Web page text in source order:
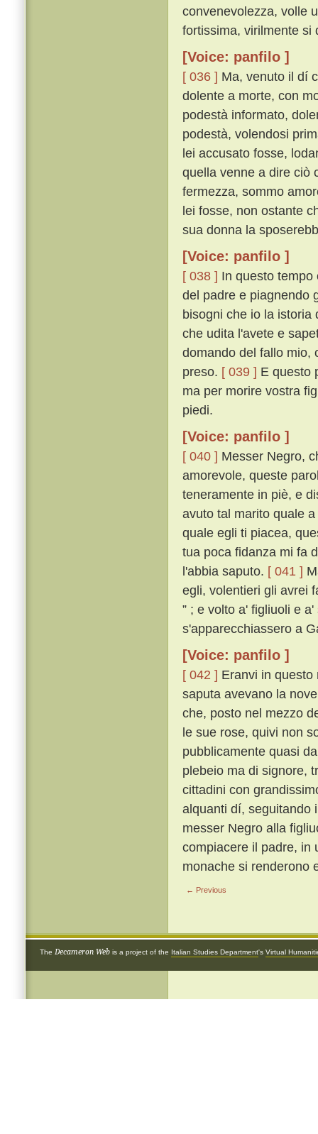
convenevolezza, volle
fortissima, virilmente si
[Voice: panfilo ]
[ 036 ] Ma, venuto il dí
dolente a morte, con
podestà informato,
podestà, volendosi
lei accusato fosse,
quella venne a dire ciò
fermezza, sommo
lei fosse, non ostante
sua donna la
[Voice: panfilo ]
[ 038 ] In questo
del padre e piagnendo
bisogni che io la istoria
che udita l'avete e
domando del fallo mio,
preso. [ 039 ] E questo
ma per morire vostra
piedi.
[Voice: panfilo ]
[ 040 ] Messer Negro,
amorevole, queste
teneramente in piè, e
avuto tal marito quale
quale egli ti piacea,
tua poca fidanza mi fa
l'abbia saputo. [ 041 ]
egli, volentieri gli avrei
” ; e volto a' figliuoli e
s'apparecchiassero a
[Voice: panfilo ]
[ 042 ] Eranvi in
saputa avevano la
che, posto nel mezzo
le sue rose, quivi non
pubblicamente quasi
plebeio ma di signore,
cittadini con
alquanti dí, seguitando
messer Negro alla
compiacere il padre, in
monache si renderono
← Previous
The Decameron Web is a project of the Italian Studies Department's Virtual